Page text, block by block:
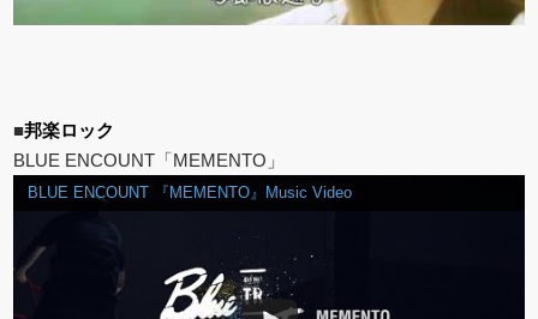
■邦楽ロック
BLUE ENCOUNT「MEMENTO」
BLUE ENCOUNT 『MEMENTO』Music Video